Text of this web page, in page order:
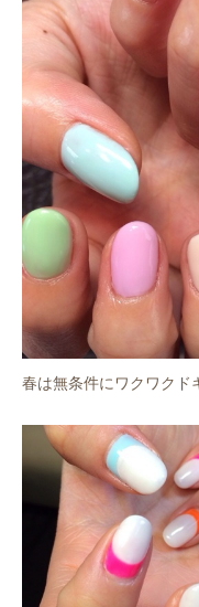
春は無条件にワクワクド